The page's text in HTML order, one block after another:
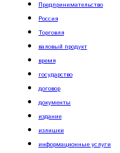
Предпринимательство
Россия
Торговля
валовый продукт
время
государство
договор
документы
издание
излишки
информационные услуги